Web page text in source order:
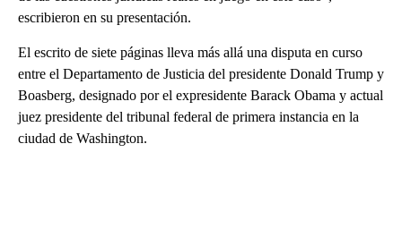
escribieron en su presentación.
El escrito de siete páginas lleva más allá una disputa en curso
entre el Departamento de Justicia del presidente Donald Trump y
Boasberg, designado por el expresidente Barack Obama y actual
juez presidente del tribunal federal de primera instancia en la
ciudad de Washington.